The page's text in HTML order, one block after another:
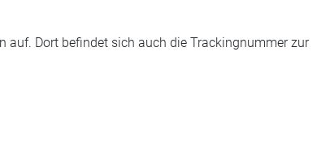
auf. Dort befindet sich auch die Trackingnummer zur